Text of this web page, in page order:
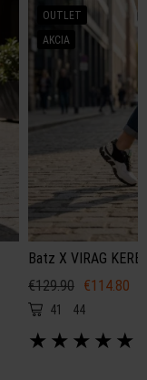
OUTLET
AKCIA
Batz X VIRAG
€129.90 €114.80
41 44
★ ★ ★ ★ ★